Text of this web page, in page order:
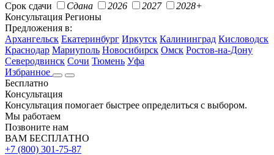
Срок сдачи
Сдана 2026 2027
2028+
Консультация Регионы
Предложения в:
Архангельск Екатеринбург Иркутск Калининград Кисловодск
Краснодар Мариуполь Новосибирск Омск Ростов-на-Дону
Северодвинск Сочи Тюмень Уфа
Избранное
Бесплатно
Консультация
Консультация помогает быстрее определиться с выбором.
Мы работаем
Позвоните нам
ВАМ БЕСПЛАТНО
+7 (800) 301-75-87